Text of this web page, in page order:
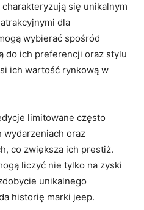
się unikalnym
dla
wybierać spośród
do ich preferencji oraz stylu
ich wartość rynkową w
limitowane często
wydarzeniach oraz
co zwiększa ich prestiż.
liczyć nie tylko na zyski
unikalnego
historię marki jeep.